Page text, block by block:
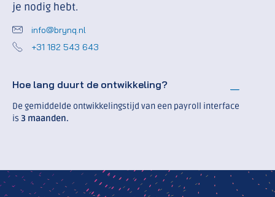
je nodig hebt.
info@brynq.nl
+31 182 543 643
Hoe lang duurt de ontwikkeling?
De gemiddelde ontwikkelingstijd van een payroll interface
is 3 maanden.